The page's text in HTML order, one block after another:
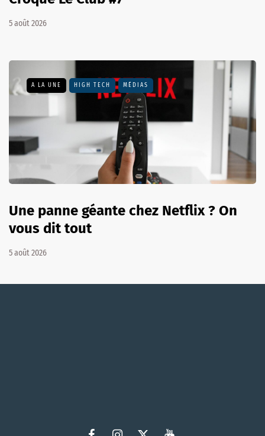
5 août 2026
A LA UNE HIGH TECH MÉDIAS
Une panne géante chez Netflix ? On
vous dit tout
5 août 2026